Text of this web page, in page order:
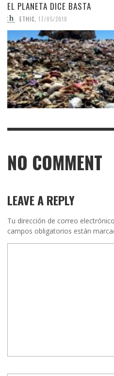
EL PLANETA DICE BASTA
ETHIC 17/05/2018
NO COMMENT
LEAVE A REPLY
Tu dirección de correo
campos obligatorios están